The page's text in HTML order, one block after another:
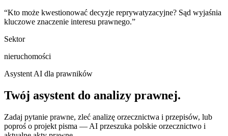
“Kto może kwestionować decyzje reprywatyzacyjne? Sąd wyjaśnia
kluczowe znaczenie interesu prawnego.”
Sektor
nieruchomości
Asystent AI dla prawników
Twój asystent do analizy prawnej.
Zadaj pytanie prawne, zleć analizę orzecznictwa i przepisów, lub
poproś o projekt pisma — AI przeszuka polskie orzecznictwo i